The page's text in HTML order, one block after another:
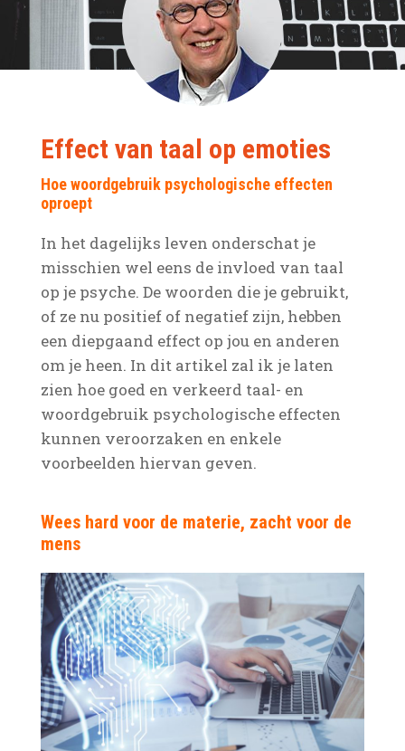
Effect van taal op emoties
Hoe woordgebruik psychologische effecten
oproept
In het dagelijks leven onderschat je
misschien wel eens de invloed van taal
op je psyche. De woorden die je gebruikt,
of ze nu positief of negatief zijn, hebben
een diepgaand effect op jou en anderen
om je heen. In dit artikel zal ik je laten
zien hoe goed en verkeerd taal- en
woordgebruik psychologische effecten
kunnen veroorzaken en enkele
voorbeelden hiervan geven.
Wees hard voor de materie, zacht voor de
mens